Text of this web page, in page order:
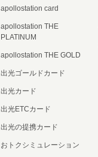
apollostation card
apollostation THE
PLATINUM
apollostation THE GOLD
出光ゴールドカード
出光カード
出光ETCカード
出光の提携カード
おトクシミュレーション